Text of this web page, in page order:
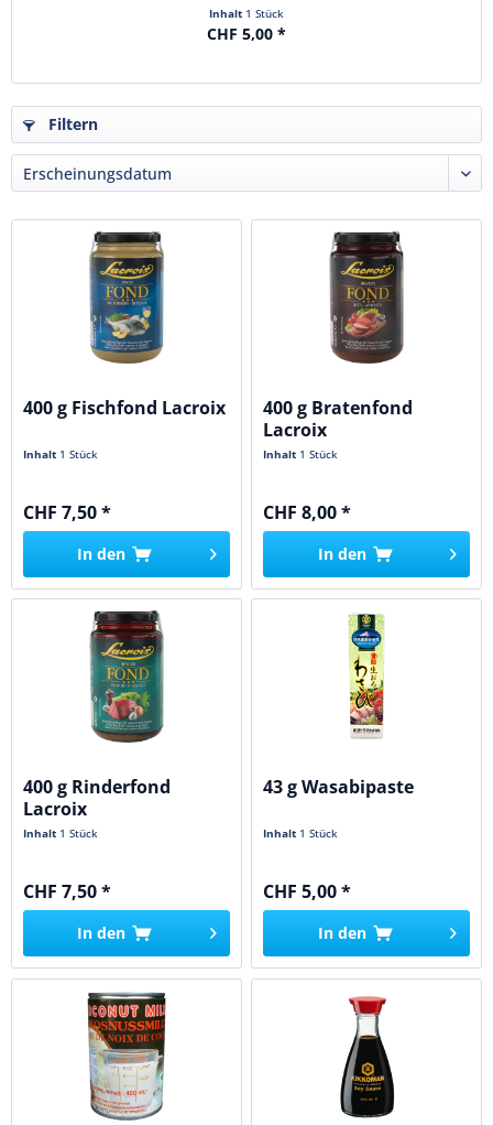
Inhalt 1 Stück
CHF 5,00 *
Filtern
400 g Fischfond Lacroix
Inhalt 1 Stück
CHF 7,50 *
In den
400 g Bratenfond
Lacroix
Inhalt 1 Stück
CHF 8,00 *
In den
400 g Rinderfond
Lacroix
Inhalt 1 Stück
CHF 7,50 *
In den
43 g Wasabipaste
Inhalt 1 Stück
CHF 5,00 *
In den